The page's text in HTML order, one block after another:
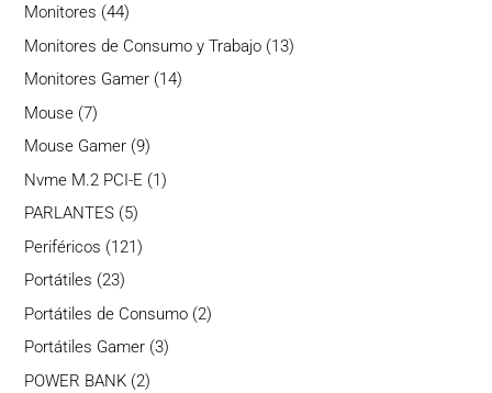
Monitores 4444
productos
Monitores de Consumo y Trabajo 1313
Monitores Gamer 1414
Mouse 77
productos
Mouse Gamer 99
productos
Nvme M.2 PCI-E 11
PARLANTES 55
productos
Periféricos 121121
Portátiles 2323
productos
Portátiles de Consumo 22
Portátiles Gamer 33
POWER BANK 22